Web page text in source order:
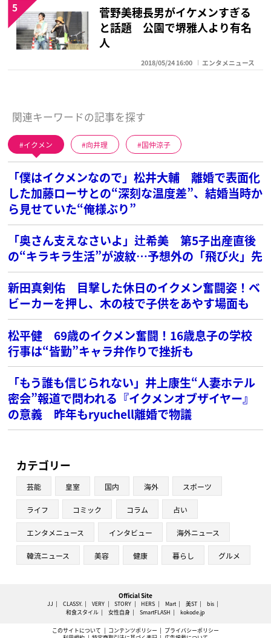
菅野美穂長男がイケメンすぎる
と話題 公園で堺雅人より有名
人
2018/05/24 16:00 エンタメニュース
5
関連キーワードの記事を探す
イクメン 向井理 国仲涼子
「僕はイクメンなので」松井大輔 離婚で表面化
した加藤ローサとの“深刻な温度差”、結婚当時か
ら見せていた“俺様ぶり”
「奥さん支えなさいよ」辻希美 第5子出産直後
の“キラキラ生活”が波紋…予想外の「飛び火」先
新田真剣佑 目撃した休日のイクメン奮闘姿！ベ
ビーカーを押し、木の枝で子供をあやす場面も
松平健 69歳のイクメン奮闘！16歳息子の学校
行事は“皆勤”キャラ弁作りで挫折も
「もう誰も信じられない」井上康生“人妻ホテル
密会”報道で問われる『イクメンオブザイヤー』
の意義 昨年もryuchell離婚で物議
カテゴリー
芸能 皇室 国内 海外 スポーツ
ライフ コミック コラム 占い
エンタメニュース インタビュー 海外ニュース
韓流ニュース 美容 健康 暮らし グルメ
Official Site
JJ CLASSY. VERY STORY HERS Mart 美ST
bis
和食スタイル
女性自身 SmartFLASH kokode.jp
このサイトについて コンテンツポリシー
プライバシーポリシー